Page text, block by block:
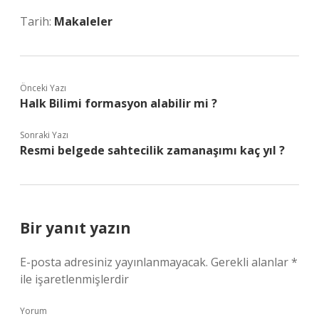
Tarih: Makaleler
Önceki Yazı
Halk Bilimi formasyon alabilir mi ?
Sonraki Yazı
Resmi belgede sahtecilik zamanaşımı kaç yıl ?
Bir yanıt yazın
E-posta adresiniz yayınlanmayacak. Gerekli alanlar*
ile işaretlenmişlerdir
Yorum